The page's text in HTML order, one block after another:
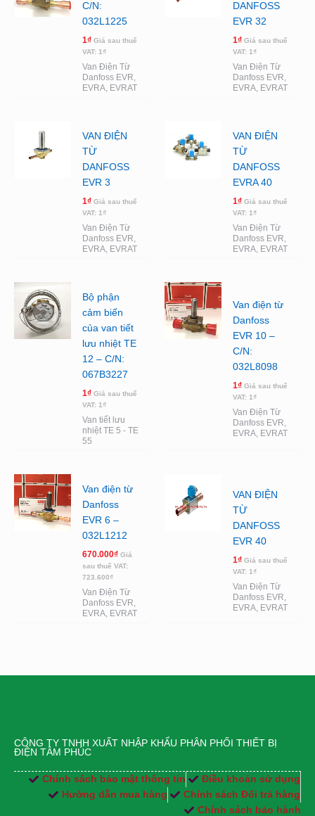
C/N:
032L1225
1₫ Giá sau thuế
VAT: 1₫
Van Điện Từ
Danfoss EVR,
EVRA, EVRAT
DANFOSS
EVR 32
1₫ Giá sau thuế
VAT: 1₫
Van Điện Từ
Danfoss EVR,
EVRA, EVRAT
VAN ĐIỆN
TỪ
DANFOSS
EVR 3
1₫ Giá sau thuế
VAT: 1₫
Van Điện Từ
Danfoss EVR,
EVRA, EVRAT
VAN ĐIỆN
TỪ
DANFOSS
EVRA 40
1₫ Giá sau thuế
VAT: 1₫
Van Điện Từ
Danfoss EVR,
EVRA, EVRAT
Bộ phận
cảm biến
của van tiết
lưu nhiệt TE
12 – C/N:
067B3227
1₫ Giá sau thuế
VAT: 1₫
Van tiết lưu
nhiệt TE 5 - TE
55
Van điện từ
Danfoss
EVR 10 –
C/N:
032L8098
1₫ Giá sau thuế
VAT: 1₫
Van Điện Từ
Danfoss EVR,
EVRA, EVRAT
Van điện từ
Danfoss
EVR 6 –
032L1212
670.000₫ Giá
sau thuế VAT:
723.600₫
Van Điện Từ
Danfoss EVR,
EVRA, EVRAT
VAN ĐIỆN
TỪ
DANFOSS
EVR 40
1₫ Giá sau thuế
VAT: 1₫
Van Điện Từ
Danfoss EVR,
EVRA, EVRAT
CÔNG TY TNHH XUẤT NHẬP KHẨU PHÂN PHỐI THIẾT BỊ
ĐIỆN TÂM PHÚC
Chính sách bảo mật thông tin
Điều khoản sử dụng
Hướng dẫn mua hàng
Chính sách Đổi trả hàng
Chính sách bảo hành